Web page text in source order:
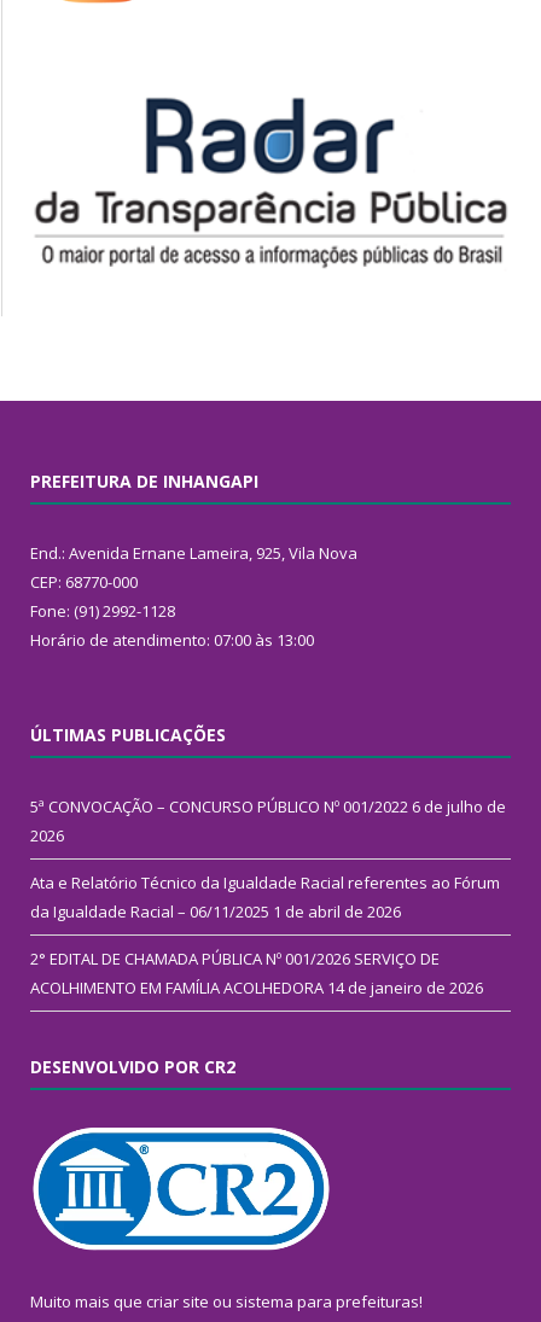
PREFEITURA DE INHANGAPI
End.: Avenida Ernane Lameira, 925, Vila Nova
CEP: 68770-000
Fone: (91) 2992-1128
Horário de atendimento: 07:00 às 13:00
ÚLTIMAS PUBLICAÇÕES
5ª CONVOCAÇÃO – CONCURSO PÚBLICO Nº 001/2022 6 de julho de
2026
Ata e Relatório Técnico da Igualdade Racial referentes ao Fórum
da Igualdade Racial – 06/11/2025 1 de abril de 2026
2° EDITAL DE CHAMADA PÚBLICA Nº 001/2026 SERVIÇO DE
ACOLHIMENTO EM FAMÍLIA ACOLHEDORA 14 de janeiro de 2026
DESENVOLVIDO POR CR2
Muito mais que criar site ou sistema para prefeituras!